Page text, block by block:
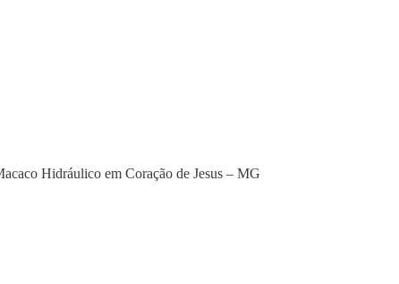
Hidráulico em Coração de Jesus – MG